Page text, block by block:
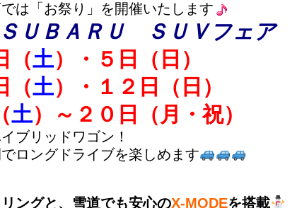
は「お祭り」を開催いたします
ＵＢＡＲＵ ＳＵＶフェア
（土）・５日（日）
（土）・１２日（日）
土）～２０日（月・祝）
ブリッドワゴン！
ロングドライブを楽しめます
ングと、雪道でも安心のX-MODEを搭載